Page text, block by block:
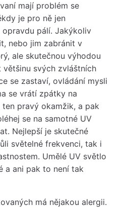
mají problém se
je pro ně jen
opravdu pálí. Jakýkoliv
nebo jim zabránit v
ale skutečnou výhodou
většinu svých zvláštních
se zastaví, ovládání mysli
se vrátí zpátky na
pravý okamžik, a pak
se na samotné UV
Nejlepší je skutečné
světelné frekvenci, tak i
Umělé UV světlo
a ani pak to není tak
má nějakou alergii.